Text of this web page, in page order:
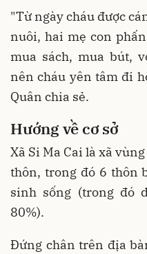
"Từ ngày cháu được
nuôi, hai mẹ con
mua sách, mua bút,
nên cháu yên tâm đi
Quân chia sẻ.
Hướng về cơ sở
Xã Si Ma Cai là xã
thôn, trong đó 6 thôn
sinh sống (trong đó
80%).
Đứng chân trên địa